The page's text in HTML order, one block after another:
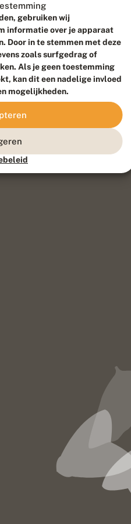
gebruiken wij
informatie over je apparaat
Door in te stemmen met deze
zoals surfgedrag of
Als je geen toestemming
kan dit een nadelige invloed
mogelijkheden.
Go2People, ontworpen door
Agency